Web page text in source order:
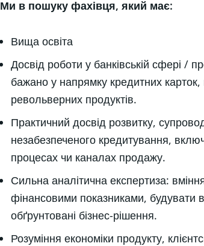
Ми в пошуку фахівця, який має:
Вища освіта
Досвід роботи у банківській сфері /
бажано у напрямку кредитних
револьверних продуктів.
Практичний досвід розвитку,
незабезпеченого кредитування,
процесах чи каналах продажу.
Сильна аналітична експертиза:
фінансовими показниками, будувати
обґрунтовані бізнес-рішення.
Розуміння економіки продукту,